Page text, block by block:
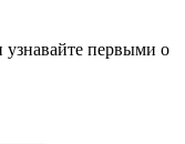
первыми о